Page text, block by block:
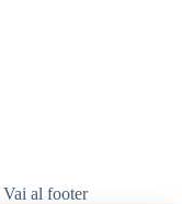
Vai al footer